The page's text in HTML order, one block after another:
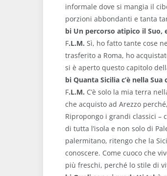
informale dove si mangia il
porzioni abbondanti e tanta
bi Un percorso atipico il Suo,
F.L.M. Sì, ho fatto tante cose
trasferito a Roma, ho
si è aperto questo capitolo
bi Quanta Sicilia c’è nella Sua
F.L.M. C’è solo la mia terra
che acquisto ad Arezzo
Ripropongo i grandi classici –
di tutta l’isola e non solo di
palermitano, ritengo che la
conoscere. Come cuoco che
più freschi, perché lo stile di